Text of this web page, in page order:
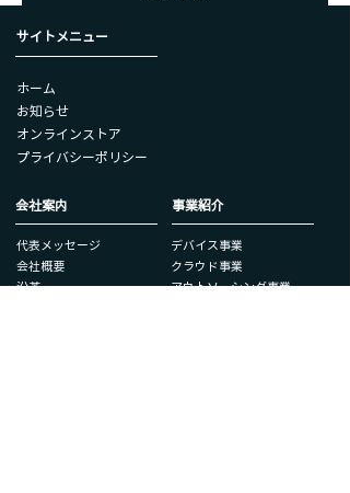
サイトメニュー
ホーム
お知らせ
オンラインストア
​プライバシーポリシー
会社案内
代表メッセージ
会社概要
沿革
事業紹介
​デバイス事業
クラウド事業
アウトソーシング事業